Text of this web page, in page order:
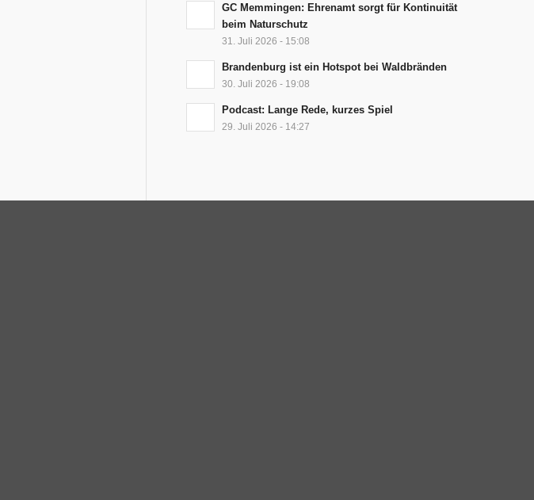
GC Memmingen: Ehrenamt sorgt für Kontinuität
beim Naturschutz
31. Juli 2026 - 15:08
Brandenburg ist ein Hotspot bei Waldbränden
30. Juli 2026 - 19:08
Podcast: Lange Rede, kurzes Spiel
29. Juli 2026 - 14:27